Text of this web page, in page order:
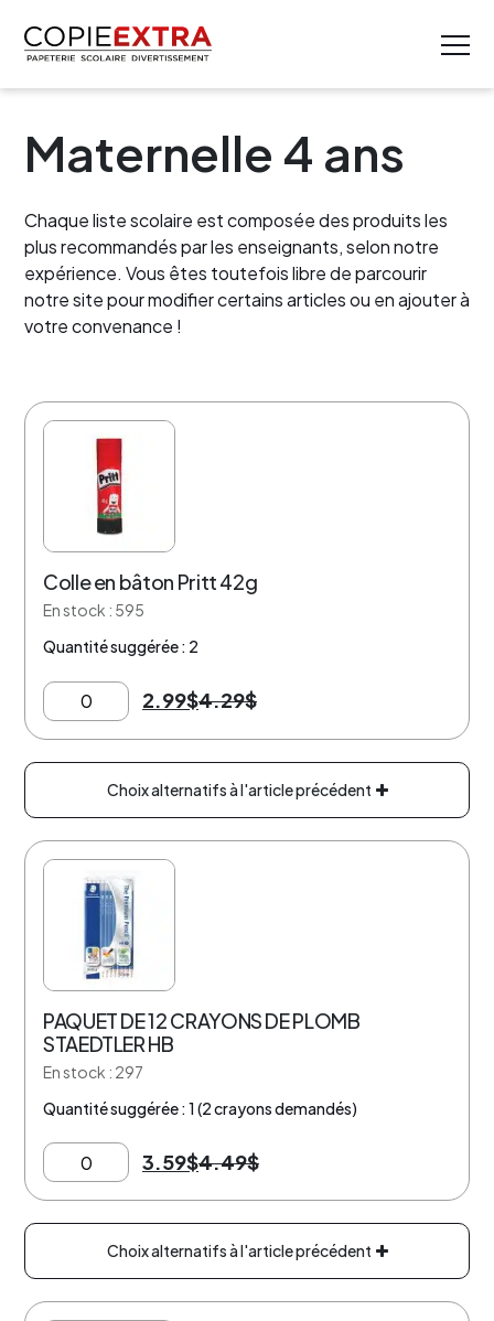
Maternelle 4 ans
Chaque liste scolaire est composée des produits les
plus recommandés par les enseignants, selon notre
expérience. Vous êtes toutefois libre de parcourir
notre site pour modifier certains articles ou en ajouter à
votre convenance !
30% de rabais
Colle en bâton Pritt 42g
En stock : 595
Quantité suggérée : 2
2.99$4.29$
Choix alternatifs à l'article précédent
20% de rabais
PAQUET DE 12 CRAYONS DE PLOMB
STAEDTLER HB
En stock : 297
Quantité suggérée : 1 (2 crayons demandés)
3.59$4.49$
Choix alternatifs à l'article précédent